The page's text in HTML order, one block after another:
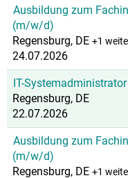
Ausbildung zum
(m/w/d)
Regensburg, DE +1
24.07.2026
IT-
Regensburg, DE
22.07.2026
Ausbildung zum
(m/w/d)
Regensburg, DE +1